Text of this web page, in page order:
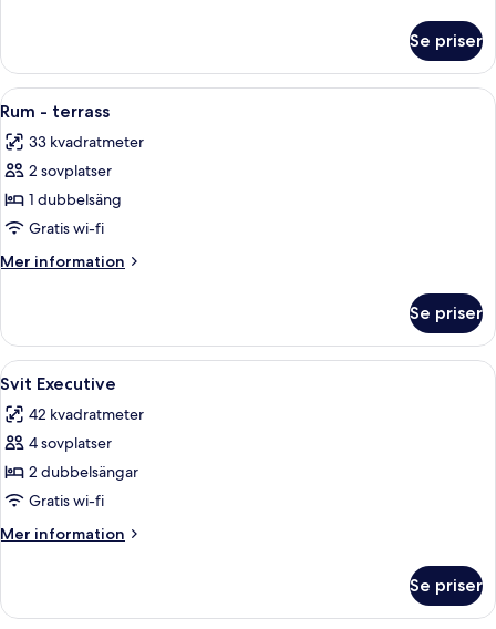
dubbelrum
(Styler)
Se priser
Öppna
alla
foton
för
Rum
-
terrass
Ett hotellrum med en säng, ett
14
Rum - terrass
33 kvadratmeter
2 sovplatser
1 dubbelsäng
Gratis wi-fi
Mer information
Mer
-
terrass
Se priser
Öppna
alla
foton
för
Svit
Executive
Ett hotellrum med en säng, en
13
Svit Executive
42 kvadratmeter
4 sovplatser
2 dubbelsängar
Gratis wi-fi
Mer information
Mer
Executive
Se priser